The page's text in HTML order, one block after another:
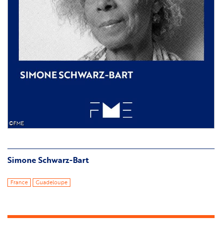
©FME
Simone Schwarz-Bart
France Guadeloupe